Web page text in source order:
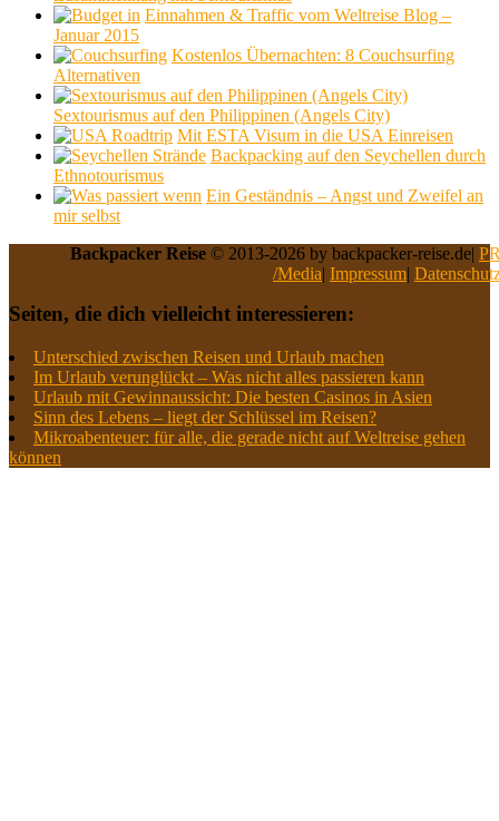
Einnahmen & Traffic vom Weltreise Blog –
Januar 2015
Kostenlos Übernachten: 8 Couchsurfing
Alternativen
Sextourismus auf den Philippinen (Angels City)
Mit ESTA Visum in die USA Einreisen
Backpacking auf den Seychellen durch
Ethnotourismus
Ein Geständnis – Angst und Zweifel an
mir selbst
Backpacker Reise © 2013-2026 by backpacker-reise.de|
/Media| Impressum|
Seiten, die dich vielleicht interessieren:
Unterschied zwischen Reisen und Urlaub machen
Im Urlaub verunglückt – Was nicht alles passieren kann
Urlaub mit Gewinnaussicht: Die besten Casinos in Asien
Sinn des Lebens – liegt der Schlüssel im Reisen?
Mikroabenteuer: für alle, die gerade nicht auf Weltreise gehen
können